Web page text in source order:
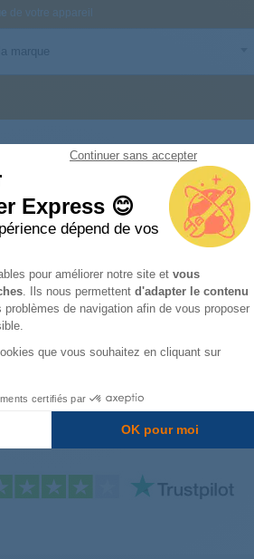
Continuer sans accepter
Express 😊
dépend de vos
du
pour améliorer notre site et vous
. Ils nous permettent d'adapter le contenu
de navigation afin de vous proposer
que vous souhaitez en cliquant sur
certifiés par
OK pour moi
Axeptio consent
de votre appareil
marque
en visio vous
notre partenaire Spareka ! Bénéficiez
Profitez-en, c’est gratuit!
: AUJOURD'HUI à 09H00